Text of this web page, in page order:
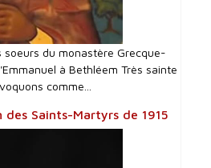
soeurs du monastère Grecque-
à Bethléem Très sainte
comme...
Saints-Martyrs de 1915